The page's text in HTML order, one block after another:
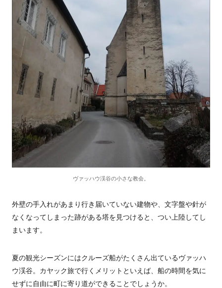
ヴァッハウ渓谷の小さな教会。
外壁の手入れがあまり行き届いていない建物や、文字盤や針が
なくなってしまった跡がある塔を見つけると、つい上陸してし
まいます。
夏の観光シーズンにはクルーズ船がたくさん出ているヴァッハ
ウ渓谷。カヤック旅で行くメリットといえば、船の時間を気に
せずに自由に町に寄り道ができることでしょうか。